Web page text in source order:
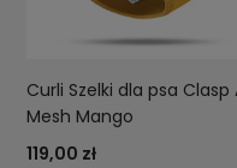
Curli Szelki dla psa Clasp
Mesh Mango
119,00 zł